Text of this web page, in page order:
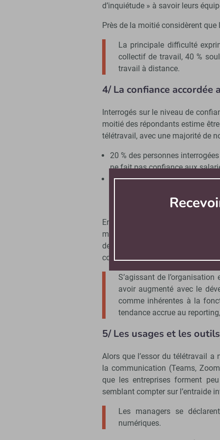
d’inquiétude » à savoir leurs
Près de la moitié considèrent
La principale difficulté
collectif de travail, 40 %
travail à distance.
4/ La confiance
Interrogés sur le niveau de
moitié des répondants estime
télétravail, avec une majorité de
20 % des personnes
ne fait pas confiance aux
Les managers interrogés ne
reçues ou dans la mesure de
En revanche, le suivi de la
managériale. Une part
de leurs actions via le suivi
comparables, par exemple le
S’agissant de
avoir augmenté avec le
comme inhérentes à la
tendance accrue au
5/ Les usages et les
Alors que l’essor du télétravail
la communication (Teams,
que les entreprises forment
semblant compter sur l’entraide
Les managers se
numériques.